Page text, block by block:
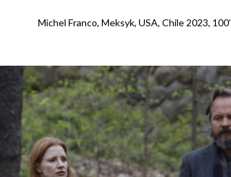
Michel Franco, Meksyk, USA, Chile 2023, 100’